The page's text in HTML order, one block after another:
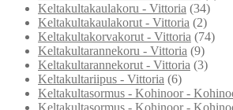
Keltakultakaulakoru - Vittoria (34)
Keltakultakaulakorut - Vittoria (2)
Keltakultakorvakorut - Vittoria (74)
Keltakultarannekoru - Vittoria (9)
Keltakultarannekorut - Vittoria (3)
Keltakultariipus - Vittoria (6)
Keltakultasormus - Kohinoor -
Keltakultasormus - Kohinoor -